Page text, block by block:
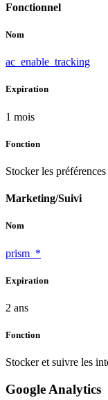
Fonctionnel
Nom
ac_enable_tracking
Expiration
1 mois
Fonction
Stocker les
Marketing/Suivi
Nom
prism_*
Expiration
2 ans
Fonction
Stocker et suivre les
Google Analytics